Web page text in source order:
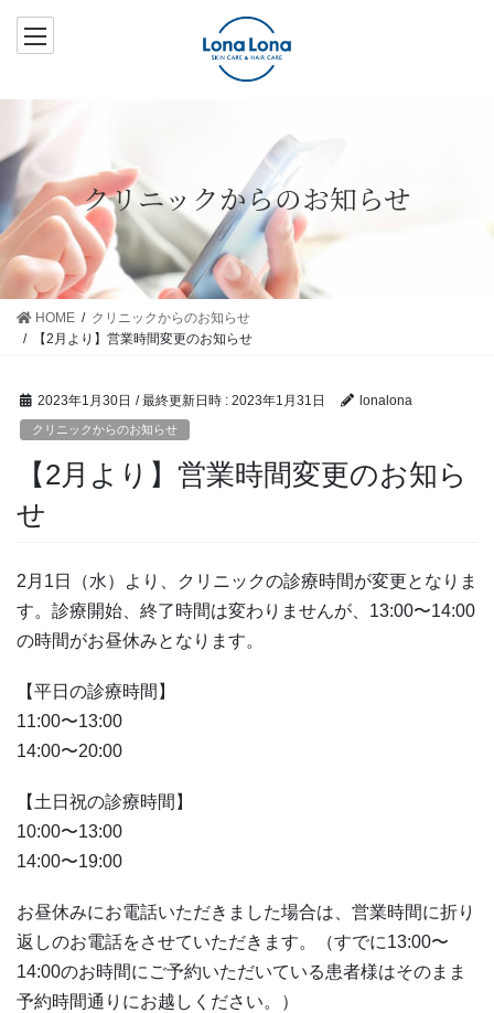
ッ
移
クリニックからのお知らせ
HOME
クリニックからのお知らせ
【2月より】営業時間変更のお知らせ
2023年1月30日 / 最終更新日時 : 2023年1月31日 lonalona
クリニックからのお知らせ
【2月より】営業時間変更のお知ら
せ
2月1日（水）より、クリニックの診療時間が変更となりま
す。診療開始、終了時間は変わりませんが、13:00〜14:00
の時間がお昼休みとなります。
【平日の診療時間】
11:00〜13:00
14:00〜20:00
【土日祝の診療時間】
10:00〜13:00
14:00〜19:00
お昼休みにお電話いただきました場合は、営業時間に折り
返しのお電話をさせていただきます。（すでに13:00〜
14:00のお時間にご予約いただいている患者様はそのまま
予約時間通りにお越しください。）